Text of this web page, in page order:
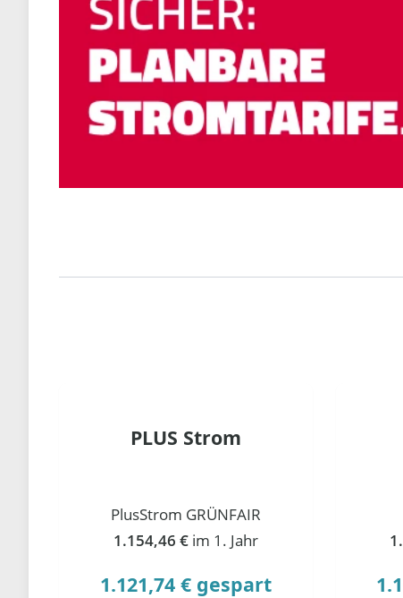
PLUS Strom
PlusStrom GRÜNFAIR
1.154,46 € im 1. Jahr
1.121,74 € gespart